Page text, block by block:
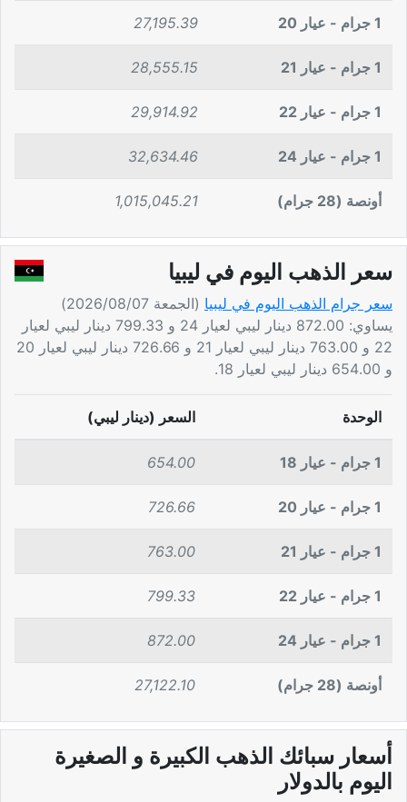
1 جرام - عيار 20 27,195.39
1 جرام - عيار 21 28,555.15
1 جرام - عيار 22 29,914.92
1 جرام - عيار 24 32,634.46
أونصة (28 جرام) 1,015,045.21
سعر الذهب اليوم في ليبيا
سعر جرام الذهب اليوم في ليبيا
(الجمعة 2026/08/07)
يساوي: 872.00 دينار ليبي لعيار 24 و 799.33 دينار ليبي لعيار
22 و 763.00 دينار ليبي لعيار 21 و 726.66 دينار ليبي لعيار 20
و 654.00 دينار ليبي لعيار 18.
الوحدة السعر (دينار ليبي)
1 جرام - عيار 18 654.00
1 جرام - عيار 20 726.66
1 جرام - عيار 21 763.00
1 جرام - عيار 22 799.33
1 جرام - عيار 24 872.00
أونصة (28 جرام) 27,122.10
أسعار سبائك الذهب الكبيرة و الصغيرة
اليوم بالدولار